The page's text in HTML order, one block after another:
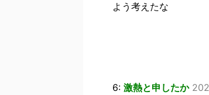
よう考えたな
6: 激熱と申したか